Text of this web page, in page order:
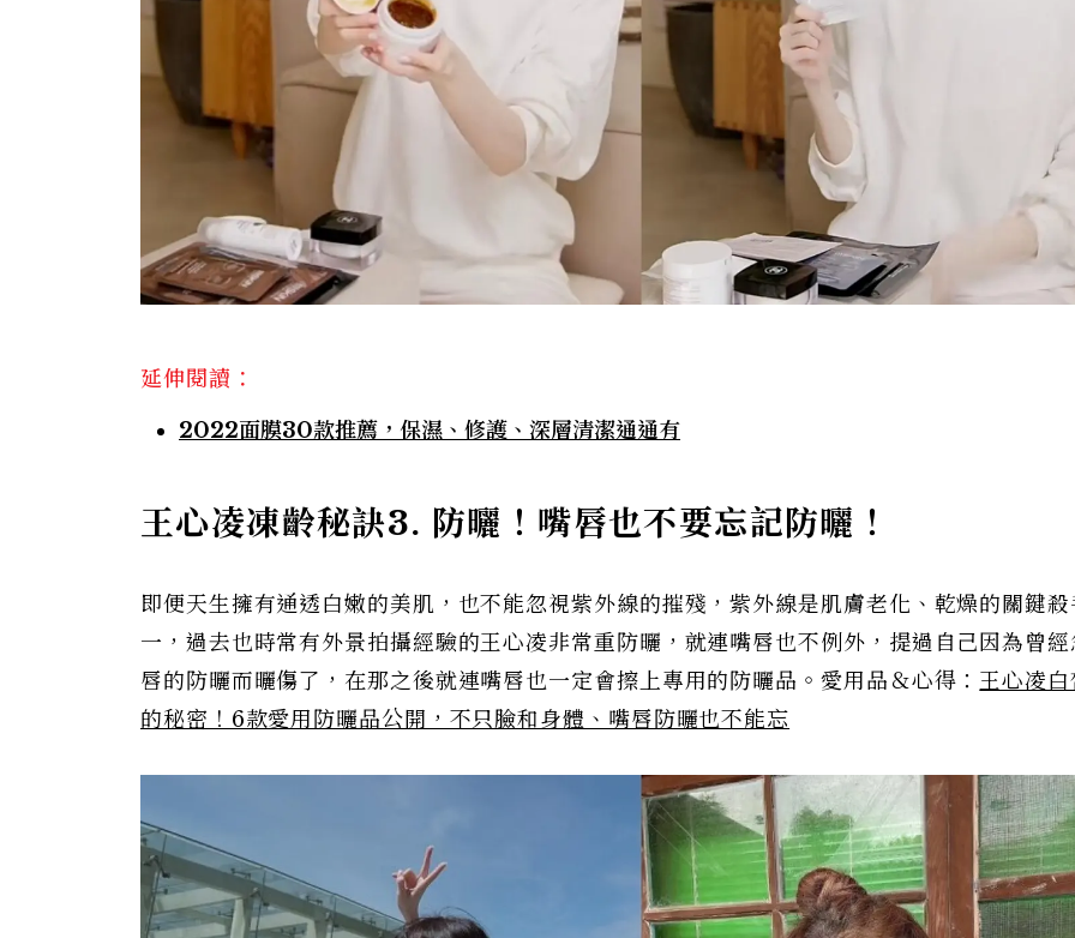
延伸閱讀：
2022面膜30款推薦，保濕、修護、深層清潔通通有
王心凌凍齡秘訣3. 防曬！嘴唇也不要忘記防曬！
即便天生擁有通透白嫩的美肌，也不能忽視紫外線的摧殘，紫外線是肌膚老化、乾燥的關鍵
一，過去也時常有外景拍攝經驗的王心凌非常重防曬，就連嘴唇也不例外，提過自己因為曾
唇的防曬而曬傷了，在那之後就連嘴唇也一定會擦上專用的防曬品。愛用品＆心得： 王心凌
的秘密！6款愛用防曬品公開，不只臉和身體、嘴唇防曬也不能忘